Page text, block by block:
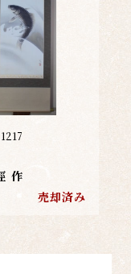
1217
作
売却済み